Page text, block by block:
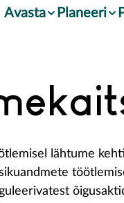
Avasta Planeeri
lähtume